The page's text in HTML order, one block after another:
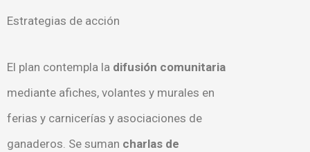
Estrategias de acción
El plan contempla la difusión comunitaria
mediante afiches, volantes y murales en
ferias y carnicerías y asociaciones de
ganaderos. Se suman charlas de